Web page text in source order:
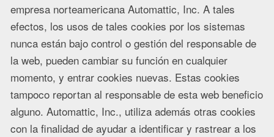
empresa norteamericana Automattic, Inc. A tales
efectos, los usos de tales cookies por los sistemas
nunca están bajo control o gestión del responsable de
la web, pueden cambiar su función en cualquier
momento, y entrar cookies nuevas. Estas cookies
tampoco reportan al responsable de esta web beneficio
alguno. Automattic, Inc., utiliza además otras cookies
con la finalidad de ayudar a identificar y rastrear a los